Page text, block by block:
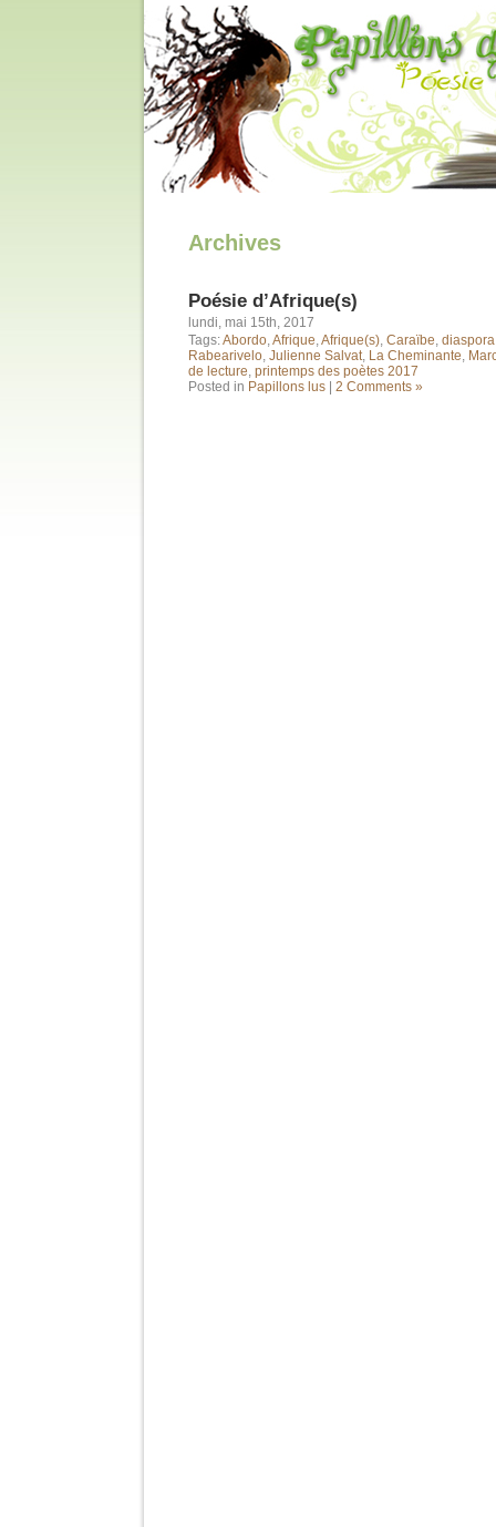
Archives
Poésie d’Afrique(s)
lundi, mai 15th, 2017
Tags:Abordo,Afrique,Afrique(s), Caraïbe, diaspora
Rabearivelo, Julienne Salvat, La Cheminante,
de lecture, printemps des poètes 2017
Posted in Papillons lus 2 Comments »